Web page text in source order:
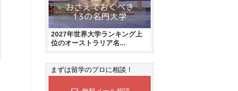
2027年世界大学ランキング上
位のオーストラリア名...
まずは留学のプロに相談！